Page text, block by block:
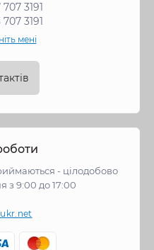
3191
3191
мені
- цілодобово
9:00 до 17:00